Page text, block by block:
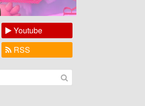
Youtube
RSS